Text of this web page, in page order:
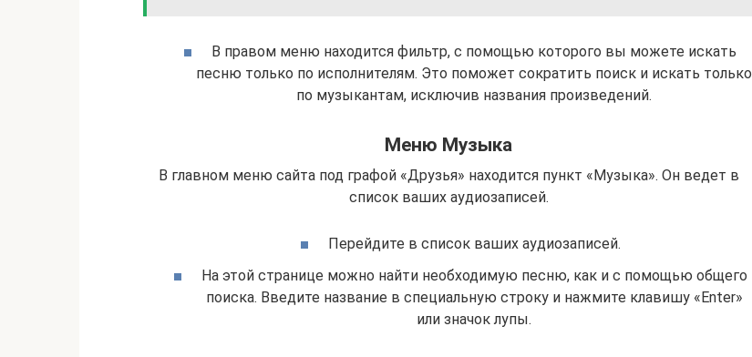
В правом меню находится фильтр, с помощью которого вы можете искать
песню только по исполнителям. Это поможет сократить поиск и искать только
по музыкантам, исключив названия произведений.
Меню Музыка
В главном меню сайта под графой «Друзья» находится пункт «Музыка». Он ведет в
список ваших аудиозаписей.
Перейдите в список ваших аудиозаписей.
На этой странице можно найти необходимую песню, как и с помощью общего
поиска. Введите название в специальную строку и нажмите клавишу «Enter»
или значок лупы.